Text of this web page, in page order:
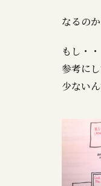
なるの
もし・
参考に
少ない